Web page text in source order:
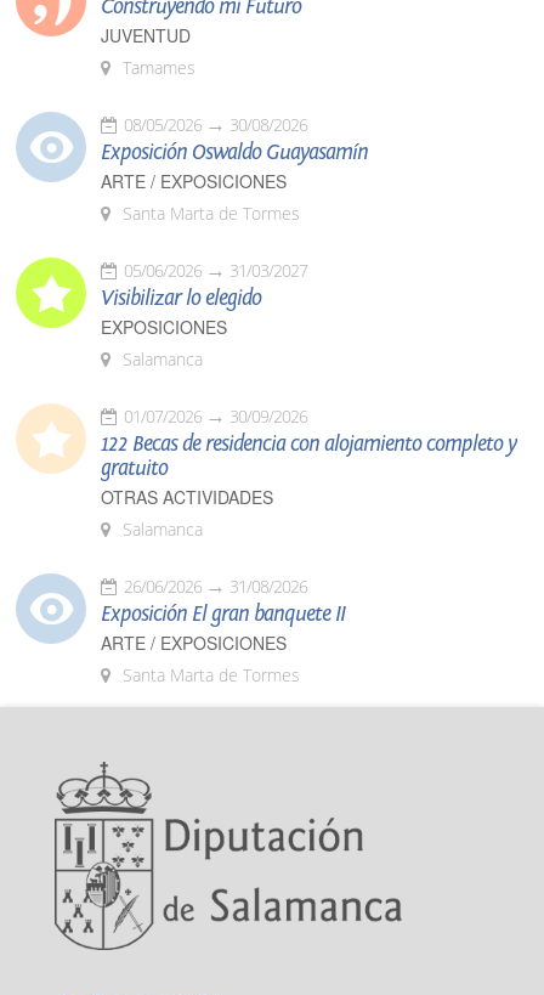
Construyendo mi Futuro
JUVENTUD
Tamames
08/05/2026 30/08/2026
Exposición Oswaldo Guayasamín
ARTE / EXPOSICIONES
Santa Marta de Tormes
05/06/2026 31/03/2027
Visibilizar lo elegido
EXPOSICIONES
Salamanca
01/07/2026 30/09/2026
122 Becas de residencia con alojamiento completo y
gratuito
OTRAS ACTIVIDADES
Salamanca
26/06/2026 31/08/2026
Exposición El gran banquete II
ARTE / EXPOSICIONES
Santa Marta de Tormes